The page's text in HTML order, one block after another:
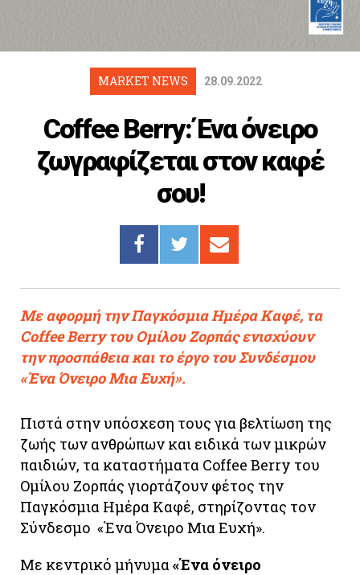
ΣΥΝΔΕΣΜΟΙ
Πρώτο
Style
MARKET NEWS 28.09.2022
Coffee Berry: Ένα όνειρο
ζωγραφίζεται στον καφέ
σου!
Με αφορμή την Παγκόσμια Ημέρα Καφέ, τα
Coffee Berryτου Ομίλου Ζορπάςενισχύουν
την προσπάθεια και το έργο του Συνδέσμου
«Ένα Όνειρο Μια Ευχή».
Πιστά στην υπόσχεση τους για βελτίωση της
ζωής των ανθρώπων και ειδικά των μικρών
παιδιών, τα καταστήματα Coffee Berry του
Ομίλου Ζορπάς γιορτάζουν φέτος την
Παγκόσμια Ημέρα Καφέ, στηρίζοντας τον
Σύνδεσμο «Ένα Όνειρο Μια Ευχή».
Με κεντρικό μήνυμα «Ένα όνειρο